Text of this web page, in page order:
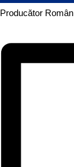
Producător Român